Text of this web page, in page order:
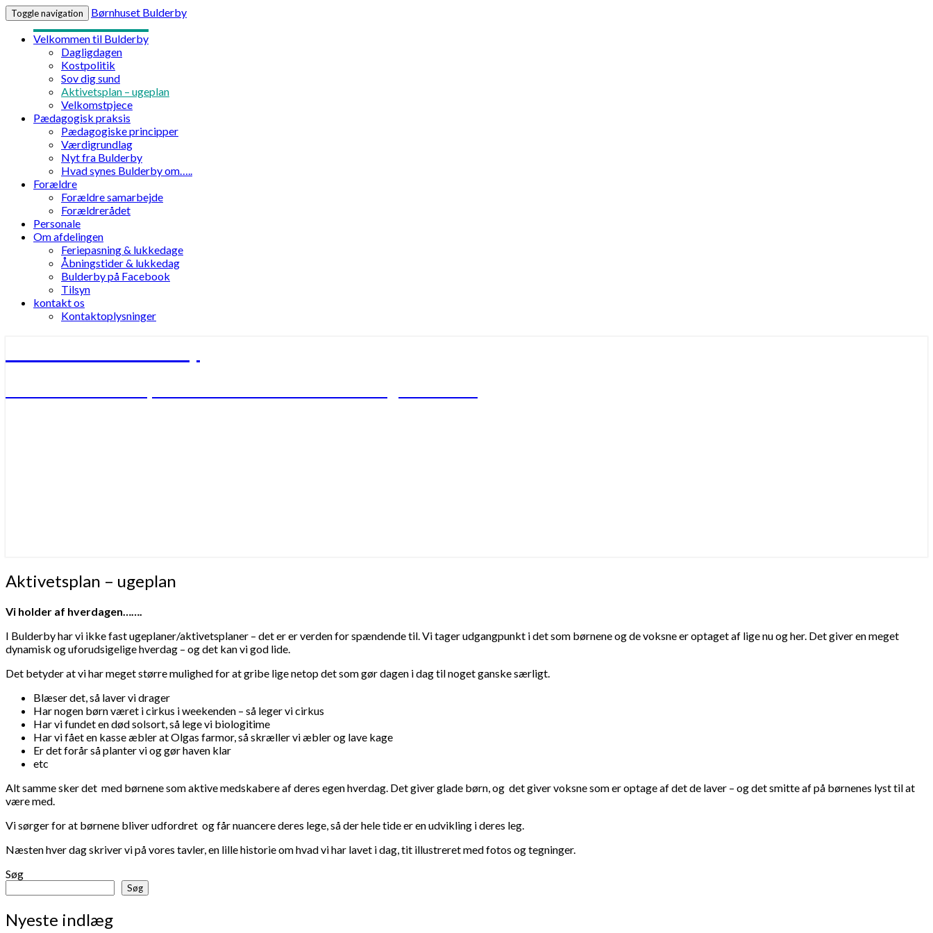
Toggle navigation
Børnhuset Bulderby
Velkommen til Bulderby
Dagligdagen
Kostpolitik
Sov dig sund
Aktivetsplan – ugeplan
Velkomstpjece
Pædagogisk praksis
Pædagogiske principper
Værdigrundlag
Nyt fra Bulderby
Hvad synes Bulderby om…..
Forældre
Forældre samarbejde
Forældrerådet
Personale
Om afdelingen
Feriepasning & lukkedage
Åbningstider & lukkedag
Bulderby på Facebook
Tilsyn
kontakt os
Kontaktoplysninger
Aktivetsplan
–Aktivetsplan – ugeplan
Vi holder af hverdagen…….
I Bulderby har vi ikke fast ugeplaner/aktivetsplaner – det er er verden for spændende til. Vi tagerudgangpunkt i det som børnene og de voksne er optaget af lige nu og her. Det giver en meget
dynamisk og uforudsigelige hverdag – og det kan vi god lide.
Det betyder at vi har meget større mulighed for at gribe lige netop det som gør dagen i dag til noget ganske særligt.
Blæser det, så laver vi drager
Har nogen børn været i cirkus i weekenden – så leger vi cirkus
Har vi fundet en død solsort, så lege vi biologitime
Har vi fået en kasse æbler at Olgas farmor, så skræller vi æbler og lave kage
Er det forår så planter vi og gør haven klar
etc
Alt samme sker det med børnene som aktive medskabere af deres egen hverdag. Det giver glade børn, og det giver voksne som er optage af det de laver – og det smitte af på børnenes lyst til at
være med.
Vi sørger for at børnene bliver udfordret og får nuancere deres lege, så der hele tide er en udvikling i deres leg.
Næsten hver dag skriver vi på vores tavler, en lille historie om hvad vi har lavet i dag, tit illustreret med fotos og tegninger.
Søg
Søg
Nyeste indlæg